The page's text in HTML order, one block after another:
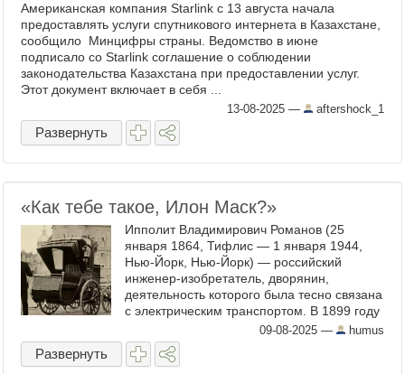
Американская компания Starlink с 13 августа начала
предоставлять услуги спутникового интернета в Казахстане,
сообщило Минцифры страны. Ведомство в июне
подписало со Starlink соглашение о соблюдении
законодательства Казахстана при предоставлении услуг.
Этот документ включает в себя ...
13-08-2025 — aftershock_1
Развернуть
«Как тебе такое, Илон Маск?»
Ипполит Владимирович Романов (25
января 1864, Тифлис — 1 января 1944,
Нью-Йорк, Нью-Йорк) — российский
инженер-изобретатель, дворянин,
деятельность которого была тесно связана
с электрическим транспортом. В 1899 году
в Санкт-Петербурге с участием Романова и
по его проектам был построен ...
09-08-2025 — humus
Развернуть